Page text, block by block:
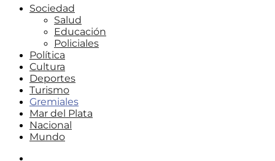
Sociedad
Salud
Educación
Policiales
Política
Cultura
Deportes
Turismo
Gremiales
Mar del Plata
Nacional
Mundo